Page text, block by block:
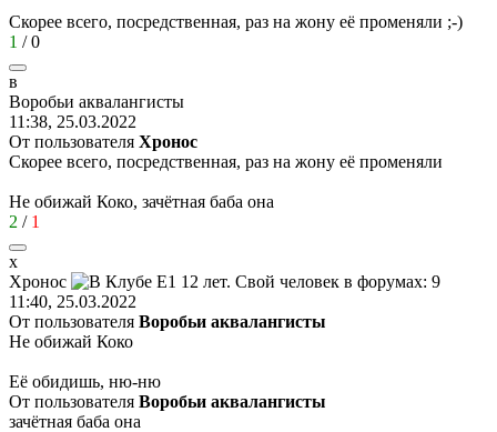
Скорее всего, посредственная, раз на жону её променяли ;-)
1 /0
в
Воробьи аквалангисты
11:38, 25.03.2022
От пользователя Хронос
Скорее всего, посредственная, раз на жону её променяли
Не обижай Коко, зачётная баба она
2 / 1
х
Хронос
11:40, 25.03.2022
От пользователя Воробьи аквалангисты
Не обижай Коко
Её обидишь, ню-ню
От пользователя Воробьи аквалангисты
зачётная баба она